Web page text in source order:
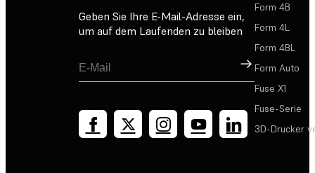
Geben Sie Ihre E-Mail-Adresse ein,
um auf dem Laufenden zu bleiben
Registrieren
Form 4B
Form 4L
Form 4BL
Form Auto
Fuse X1
Fuse-Serie
3D-Drucker